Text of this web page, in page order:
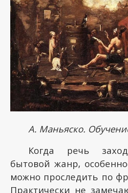
А. Маньяско.
Когда речь
бытовой жанр,
можно проследить по
Практически не